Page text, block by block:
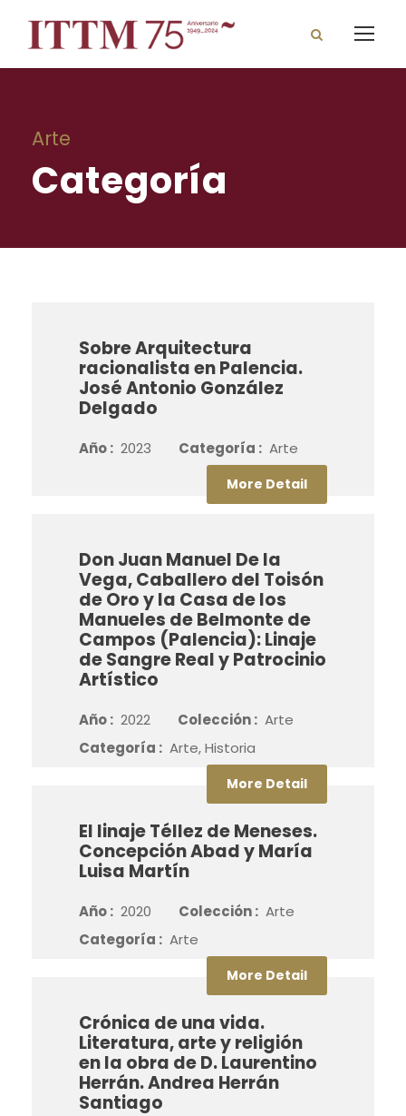
Arte
Categoría
Sobre Arquitectura
racionalista en Palencia.
José Antonio González
Delgado
Año : 2023 Categoría : Arte
More Detail
Don Juan Manuel De la
Vega, Caballero del Toisón
de Oro y la Casa de los
Manueles de Belmonte de
Campos (Palencia): Linaje
de Sangre Real y Patrocinio
Artístico
Año : 2022 Colección : Arte
Categoría : Arte, Historia
More Detail
El linaje Téllez de Meneses.
Concepción Abad y María
Luisa Martín
Año : 2020 Colección : Arte
Categoría : Arte
More Detail
Crónica de una vida.
Literatura, arte y religión
en la obra de D. Laurentino
Herrán. Andrea Herrán
Santiago